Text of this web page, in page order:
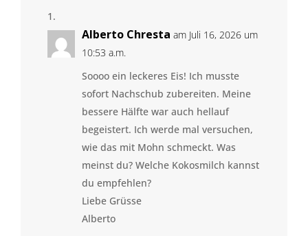
Alberto Chresta am Juli 16, 2026 um
10:53 a.m.
Soooo ein leckeres Eis! Ich musste
sofort Nachschub zubereiten. Meine
bessere Hälfte war auch hellauf
begeistert. Ich werde mal versuchen,
wie das mit Mohn schmeckt. Was
meinst du? Welche Kokosmilch kannst
du empfehlen?
Liebe Grüsse
Alberto